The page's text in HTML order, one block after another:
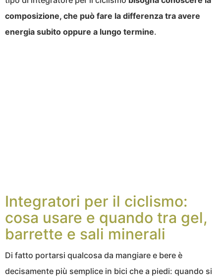
composizione, che può fare la differenza tra avere
energia subito oppure a lungo termine.
Integratori per il ciclismo:
cosa usare e quando tra gel,
barrette e sali minerali
Di fatto portarsi qualcosa da mangiare e bere è
decisamente più semplice in bici che a piedi: quando si